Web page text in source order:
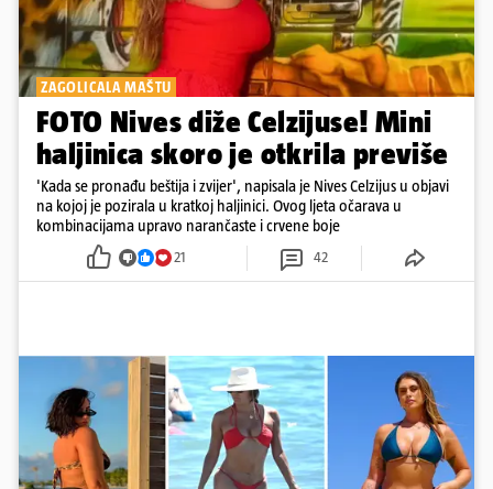
ZAGOLICALA MAŠTU
FOTO Nives diže Celzijuse! Mini
haljinica skoro je otkrila previše
'Kada se pronađu beštija i zvijer', napisala je Nives Celzijus u objavi
na kojoj je pozirala u kratkoj haljinici. Ovog ljeta očarava u
kombinacijama upravo narančaste i crvene boje
21 42